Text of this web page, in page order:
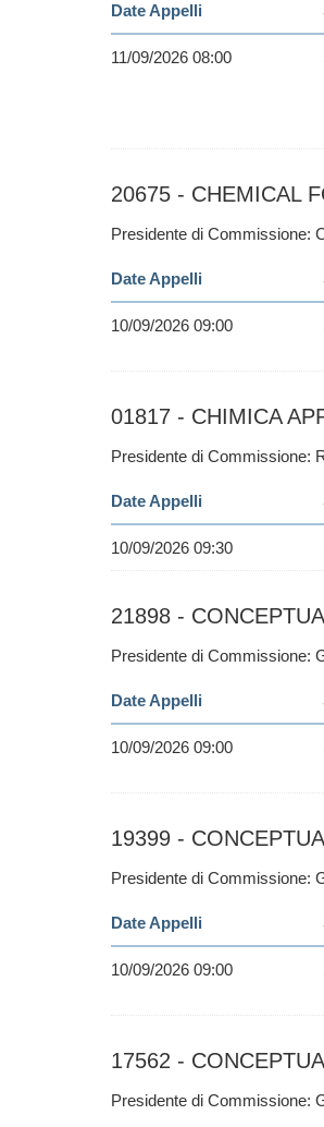
Date Appelli
11/09/2026 08:00
20675 - CHEMICAL
Presidente di Commissione:
Date Appelli
10/09/2026 09:00
01817 - CHIMICA
Presidente di Commissione:
Date Appelli
10/09/2026 09:30
21898 -
Presidente di Commissione:
Date Appelli
10/09/2026 09:00
19399 -
Presidente di Commissione:
Date Appelli
10/09/2026 09:00
17562 -
Presidente di Commissione: